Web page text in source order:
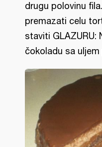
drugu polovinu
premazati celu
staviti
čokoladu sa